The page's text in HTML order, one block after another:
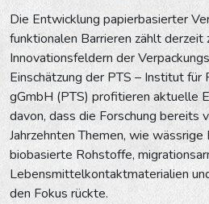
Die Entwicklung papierbasierter
funktionalen Barrieren zählt derzeit
Innovationsfeldern der
Einschätzung der PTS – Institut für
gGmbH (PTS) profitieren aktuelle
davon, dass die Forschung bereits
Jahrzehnten Themen, wie
biobasierte Rohstoffe,
Lebensmittelkontaktmaterialien
den Fokus rückte.